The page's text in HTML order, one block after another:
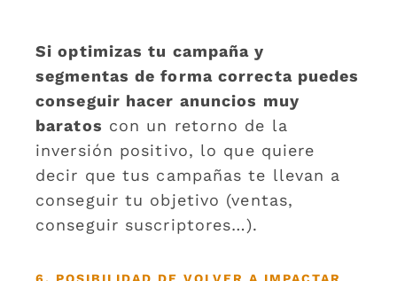
Si optimizas tu campaña y
segmentas de forma correcta puedes
conseguir hacer anuncios muy
baratos con un retorno de la
inversión positivo, lo que quiere
decir que tus campañas te llevan a
conseguir tu objetivo (ventas,
conseguir suscriptores…).
6. POSIBILIDAD DE VOLVER A IMPACTAR